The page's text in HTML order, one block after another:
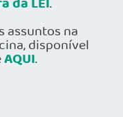
.
assuntos na
disponível
AQUI.